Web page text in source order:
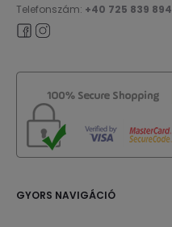
Telefonszám: +40 725 839 894
GYORS NAVIGÁCIÓ